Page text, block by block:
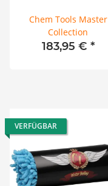
Chem Tools Master
Collection
183,95 € *
VERFÜGBAR